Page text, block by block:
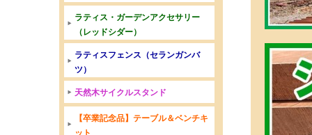
ラティス・ガーデンアクセサリー
（レッドシダー）
ラティスフェンス（セランガンバ
ツ）
天然木サイクルスタンド
【卒業記念品】テーブル＆ベンチキ
ット